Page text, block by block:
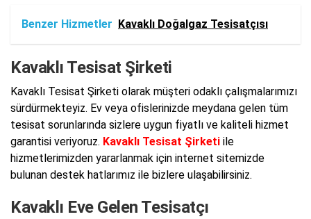
Benzer Hizmetler Kavaklı Doğalgaz Tesisatçısı
Kavaklı Tesisat Şirketi
Kavaklı Tesisat Şirketi olarak müşteri odaklı çalışmalarımızı
sürdürmekteyiz. Ev veya ofislerinizde meydana gelen tüm
tesisat sorunlarında sizlere uygun fiyatlı ve kaliteli hizmet
garantisi veriyoruz. Kavaklı Tesisat Şirketi ile
hizmetlerimizden yararlanmak için internet sitemizde
bulunan destek hatlarımız ile bizlere ulaşabilirsiniz.
Kavaklı Eve Gelen Tesisatçı